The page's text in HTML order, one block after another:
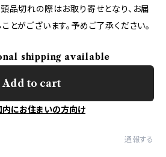
品切れの際はお取り寄せとなり、お届
とがございます。予めご了承ください。
shipping available
Add to cart
内にお住まいの方向け
通報する